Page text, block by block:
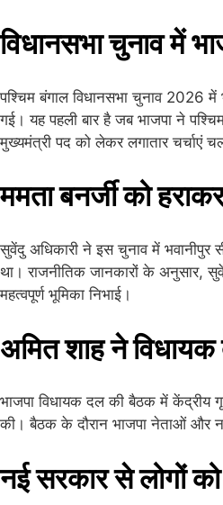
विधानसभा चुनाव में
पश्चिम बंगाल विधानसभा चुनाव 2026
गई। यह पहली बार है जब भाजपा ने
मुख्यमंत्री पद को लेकर लगातार चर्चाएं
ममता बनर्जी को
सुवेंदु अधिकारी ने इस चुनाव में भवानीपुर
था। राजनीतिक जानकारों के अनुसार,
महत्वपूर्ण भूमिका निभाई।
अमित शाह ने
भाजपा विधायक दल की बैठक में केंद्रीय
की। बैठक के दौरान भाजपा नेताओं और
नई सरकार से लोगों को